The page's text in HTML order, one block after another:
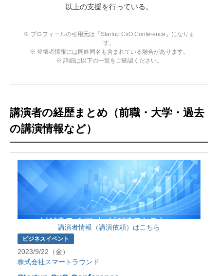
以上の支援を行っている。
※ プロフィールの引用元は「Startup CxO Conference」になりま
す。
※ 登壇者情報には同姓同名も含まれている場合があります。
※ 詳細は以下の一覧をご確認ください。
講演者の経歴まとめ（前職・大学・過去
の講演情報など）
講演者情報（講演依頼）はこちら
ビジネスイベント
2023/9/22（金）
株式会社スマートラウンド